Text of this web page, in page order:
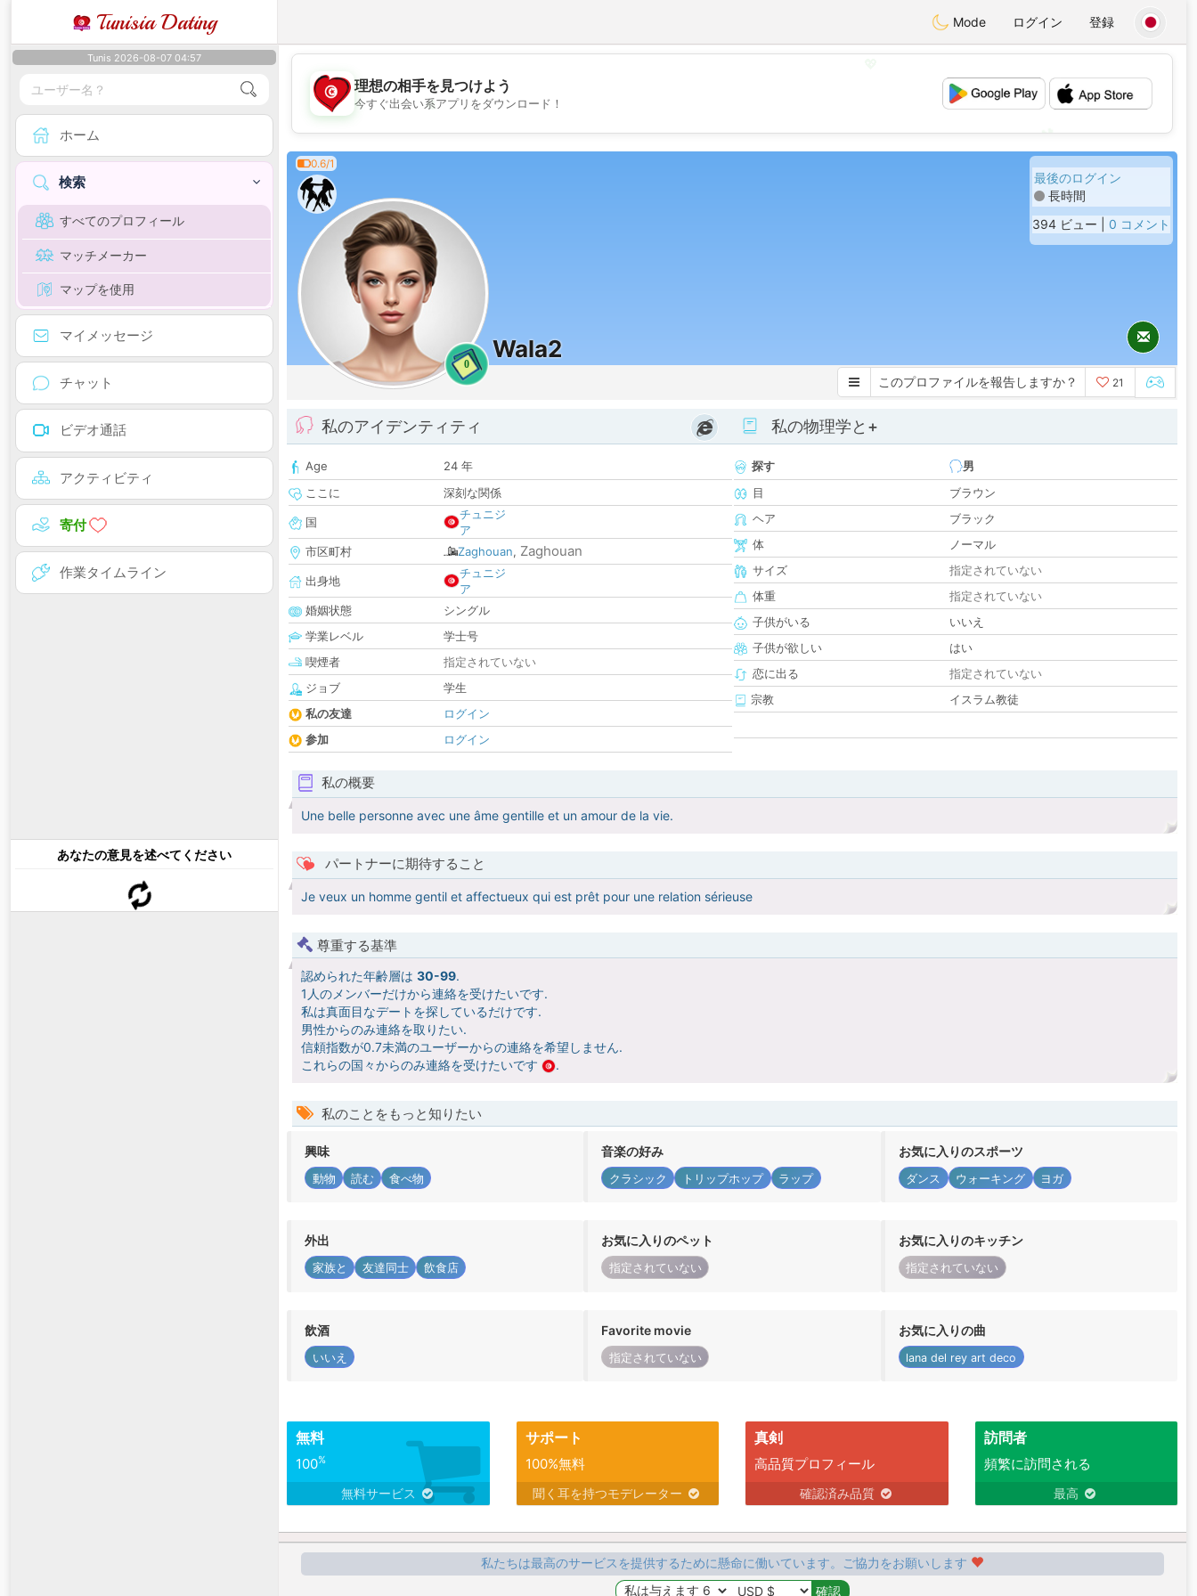
Tunisia Dating Mode ログイン 登録
Tunis 2026-08-07 04:57
ホーム
検索
すべてのプロフィール
マッチメーカー
マップを使用
マイメッセージ
チャット
ビデオ通話
アクティビティ
寄付
作業タイムライン
あなたの意見を述べてください
💖
理想の相手を見つけよう
今すぐ出会い系アプリをダウンロード！
0.6/1
0
Wala2
最後のログイン
長時間
394 ビュー | 0 コメント
このプロファイルを報告しますか？ 21
私のアイデンティティ
Age
24 年
ここに
深刻な関係
国
チュニジ
ア
市区町村
Zaghouan, Zaghouan
出身地
チュニジ
ア
婚姻状態
シングル
学業レベル
学士号
喫煙者
指定されていない
ジョブ
学生
私の友達
ログイン
参加
ログイン
私の物理学と+
探す
男
目
ブラウン
ヘア
ブラック
体
ノーマル
サイズ
指定されていない
体重
指定されていない
子供がいる
いいえ
子供が欲しい
はい
恋に出る
指定されていない
宗教
イスラム教徒
私の概要
Une belle personne avec une âme gentille et un amour de la vie.
パートナーに期待すること
Je veux un homme gentil et affectueux qui est prêt pour une relation sérieuse
尊重する基準
認められた年齢層は 30-99.
1人のメンバーだけから連絡を受けたいです.
私は真面目なデートを探しているだけです.
男性からのみ連絡を取りたい.
信頼指数が0.7未満のユーザーからの連絡を希望しません.
これらの国々からのみ連絡を受けたいです
.
私のことをもっと知りたい
興味
動物 読む 食べ物
音楽の好み
クラシック トリップホップ ラップ
お気に入りのスポーツ
ダンス ウォーキング ヨガ
外出
家族と 友達同士 飲食店
お気に入りのペット
指定されていない
お気に入りのキッチン
指定されていない
飲酒
いいえ
Favorite movie
指定されていない
お気に入りの曲
lana del rey art deco
無料
100%
無料サービス
サポート
100%無料
聞く耳を持つモデレーター
真剣
高品質プロフィール
確認済み品質
訪問者
頻繁に訪問される
最高
私たちは最高のサービスを提供するために懸命に働いています。ご協力をお願いします